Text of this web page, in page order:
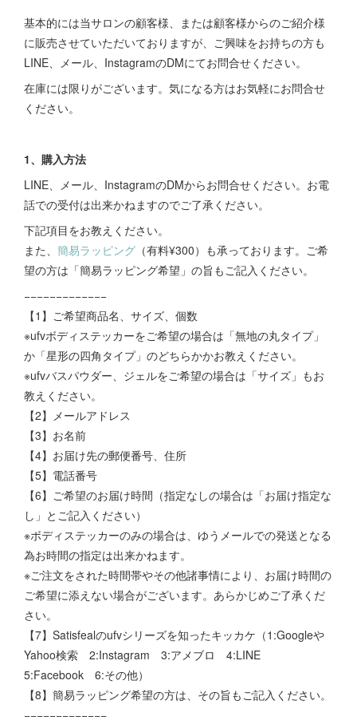
基本的には当サロンの顧客様、または顧客様からのご紹介様
に販売させていただいておりますが、ご興味をお持ちの方も
LINE、メール、InstagramのDMにてお問合せください。
在庫には限りがございます。気になる方はお気軽にお問合せ
ください。
1、購入方法
LINE、メール、InstagramのDMからお問合せください。お電
話での受付は出来かねますのでご了承ください。
下記項目をお教えください。
また、 簡易ラッピング （有料¥300）も承っております。ご希
望の方は「簡易ラッピング希望」の旨もご記入ください。
−−−−−−−−−−−−−
【1】ご希望商品名、サイズ、個数
※ufvボディステッカーをご希望の場合は「無地の丸タイプ」
か「星形の四角タイプ」のどちらかかお教えください。
※ufvバスパウダー、ジェルをご希望の場合は「サイズ」もお
教えください。
【2】メールアドレス
【3】お名前
【4】お届け先の郵便番号、住所
【5】電話番号
【6】ご希望のお届け時間（指定なしの場合は「お届け指定な
し」とご記入ください）
※ボディステッカーのみの場合は、ゆうメールでの発送となる
為お時間の指定は出来かねます。
※ご注文をされた時間帯やその他諸事情により、お届け時間の
ご希望に添えない場合がございます。あらかじめご了承くだ
さい。
【7】Satisfealのufvシリーズを知ったキッカケ（1:Googleや
Yahoo検索 2:Instagram 3:アメブロ 4:LINE
5:Facebook 6:その他）
【8】簡易ラッピング希望の方は、その旨もご記入ください。
−−−−−−−−−−−−−